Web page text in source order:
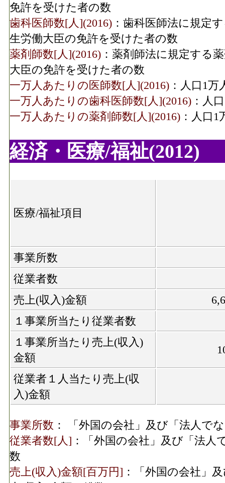
免許を受けた者の数
歯科医師数[人](2016) ：歯科医師法に規定
生労働大臣の免許を受けた者の数
薬剤師数[人](2016) ：薬剤師法に規定する
大臣の免許を受けた者の数
一万人あたりの医師数[人](2016) ：人口1
一万人あたりの歯科医師数[人](2016) ：人
一万人あたりの薬剤師数[人](2016) ：人口
経済・医療/福祉(2012)
医療/福祉項目
事業所数
従業者数
売上(収入)金額
１事業所当たり従業者数
１事業所当たり売上(収入)
金額
従業者１人当たり売上(収
入)金額
事業所数 ： 「外国の会社」及び「法人で
従業者数[人] ：「外国の会社」及び「法
数
売上(収入)金額[百万円] ：「外国の会社」